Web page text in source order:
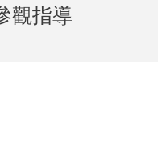
觀指導